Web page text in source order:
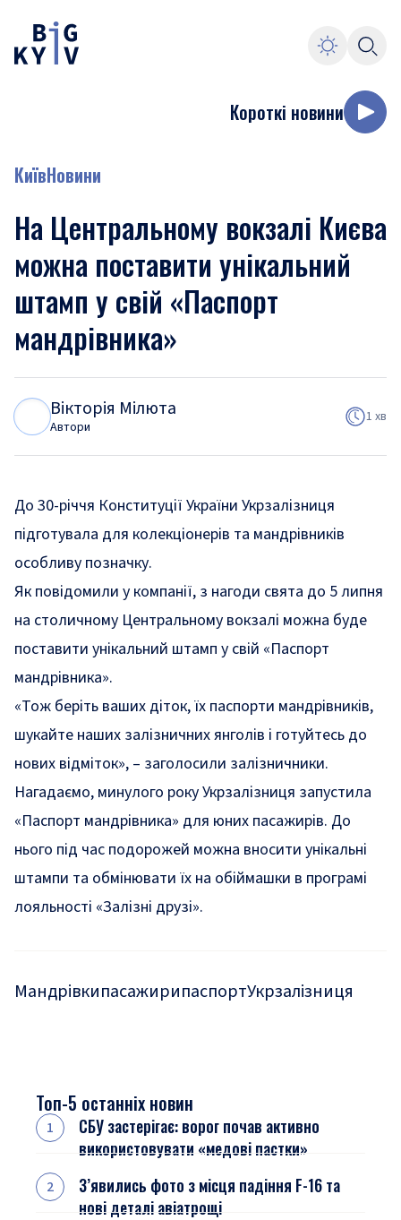
Короткі новини
КиївНовини
На Центральному вокзалі Києва
можна поставити унікальний
штамп у свій «Паспорт
мандрівника»
Вікторія Мілюта
Автори
1 хв
До 30-річчя Конституції України Укрзалізниця
підготувала для колекціонерів та мандрівників
особливу позначку.
Як повідомили у компанії, з нагоди свята до 5 липня
на столичному Центральному вокзалі можна буде
поставити унікальний штамп у свій «Паспорт
мандрівника».
«Тож беріть ваших діток, їх паспорти мандрівників,
шукайте наших залізничних янголів і готуйтесь до
нових відміток», – заголосили залізничники.
Нагадаємо, минулого року Укрзалізниця запустила
«Паспорт мандрівника» для юних пасажирів. До
нього під час подорожей можна вносити унікальні
штампи та обмінювати їх на обіймашки в програмі
лояльності «Залізні друзі».
МандрівкипасажирипаспортУкрзалізниця
Топ-5 останніх новин
СБУ застерігає: ворог почав активно
використовувати «медові пастки»
З’явились фото з місця падіння F-16 та
нові деталі авіатрощі